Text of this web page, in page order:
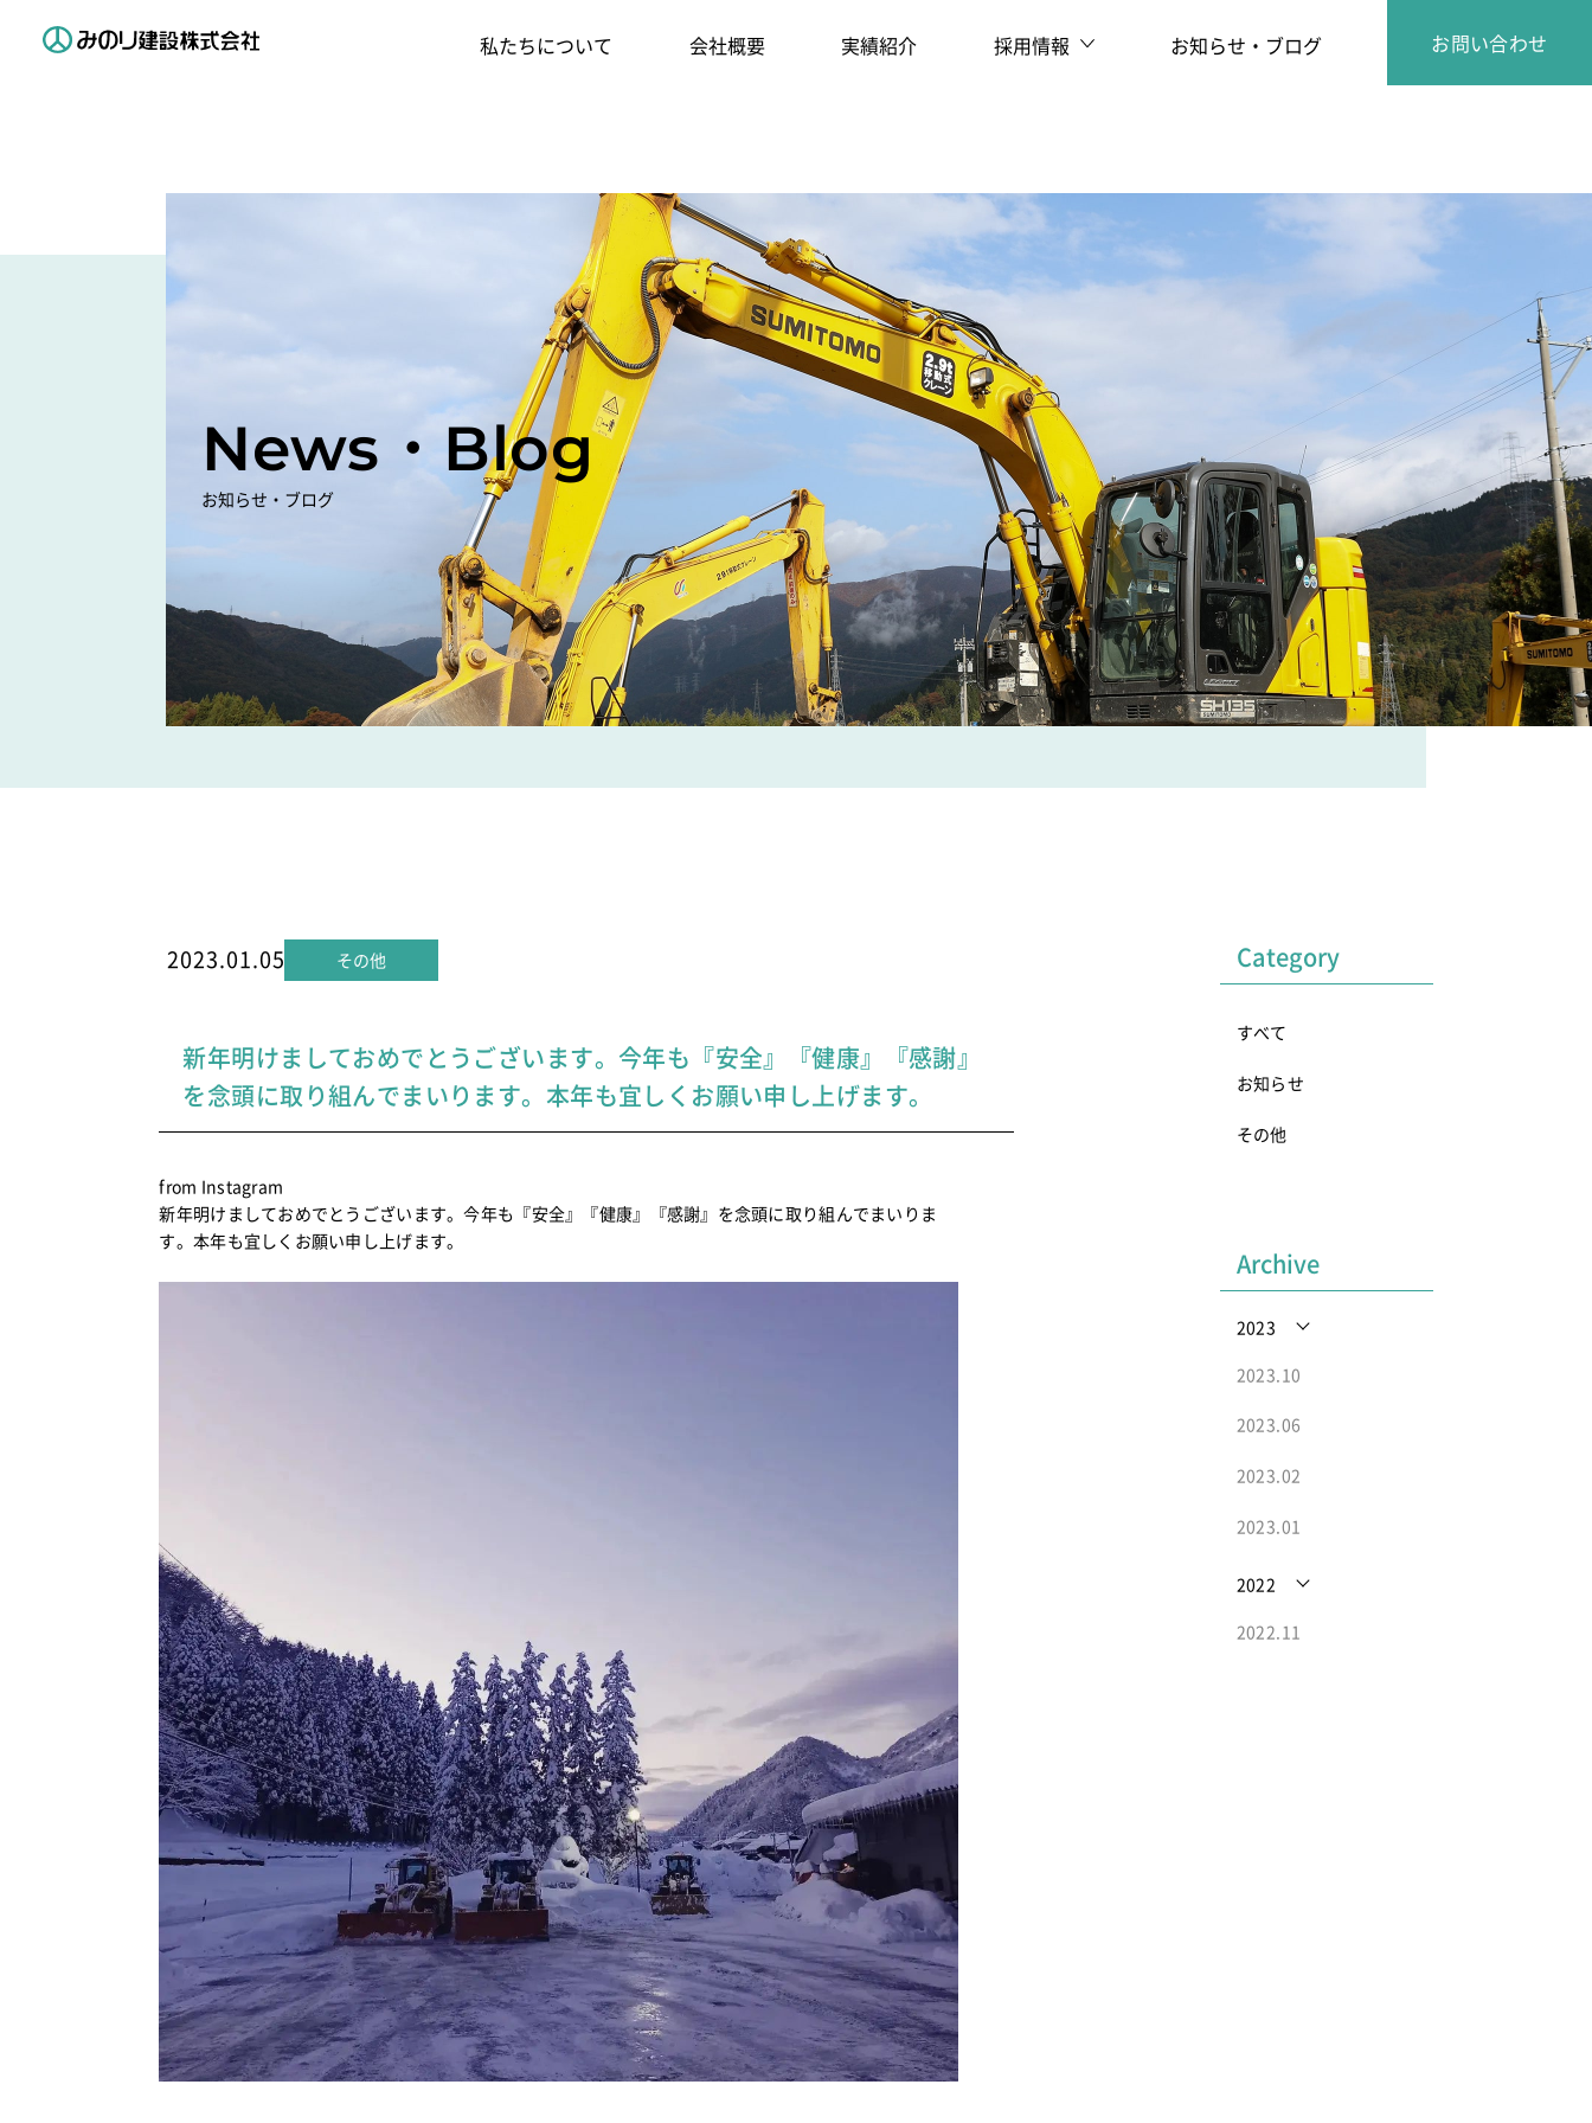
私たちについて 会社概要 実績紹介 採用情報 お知らせ・ブログ お問い合わせ
News・Blog
お知らせ・ブログ
2023.01.05 その他
新年明けましておめでとうございます。今年も『安全』『健康』『感謝』
を念頭に取り組んでまいります。本年も宜しくお願い申し上げます。
from Instagram
新年明けましておめでとうございます。今年も『安全』『健康』『感謝』を念頭に取り組んでまいりま
す。本年も宜しくお願い申し上げます。
Category
すべて
お知らせ
その他
Archive
2023
2023.10
2023.06
2023.02
2023.01
2022
2022.11